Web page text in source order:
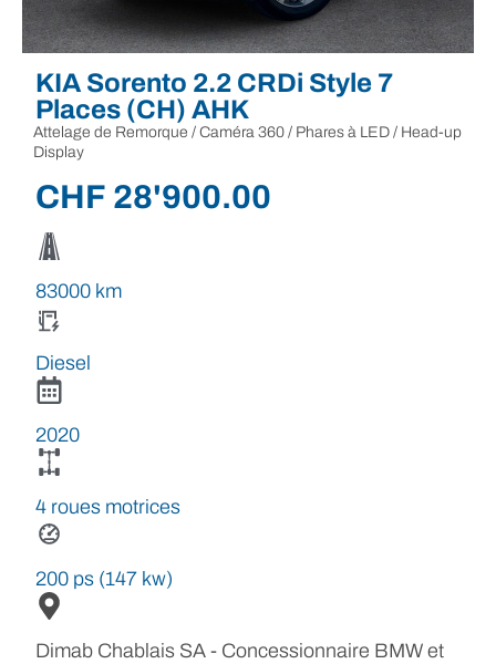
KIA Sorento 2.2 CRDi Style 7
Places (CH) AHK
Attelage de Remorque / Caméra 360 / Phares à LED / Head-up
Display
CHF 28'900.00
83000 km
Diesel
2020
4 roues motrices
200 ps (147 kw)
Dimab Chablais SA - Concessionnaire BMW et